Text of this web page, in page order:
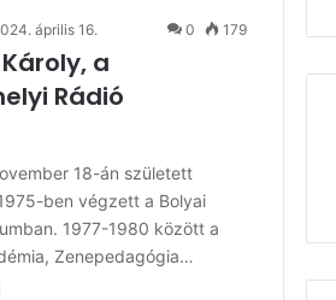
április 16. 0 179
a
Rádió
18-án született
ben végzett a Bolyai
1977-1980 között a
Zenepedagógia…